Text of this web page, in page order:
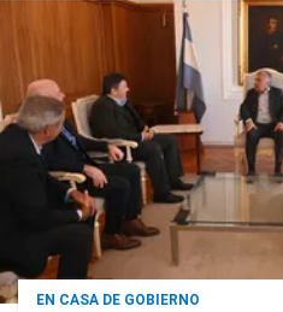
EN CASA DE GOBIERNO